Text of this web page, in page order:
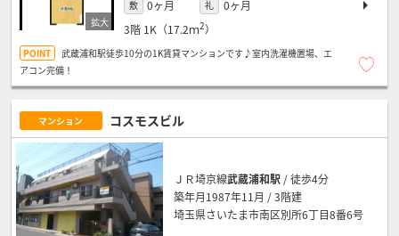
敷 0ヶ月 礼
0ヶ月
3階 1K（17.2ｍ2）
武蔵浦和駅徒歩10分の1K賃貸マンションです♪室内洗濯機置場、エ
アコン完備！
マンション コスモスビル
ＪＲ埼京線武蔵浦和駅 / 徒歩4分
築年月1987年11月 / 3階建
埼玉県さいたま市南区別所6丁目8番6号